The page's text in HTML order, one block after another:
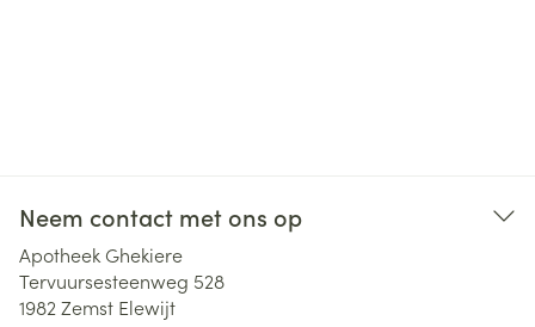
Neem contact met ons op
Apotheek Ghekiere
Tervuursesteenweg 528
1982 Zemst Elewijt